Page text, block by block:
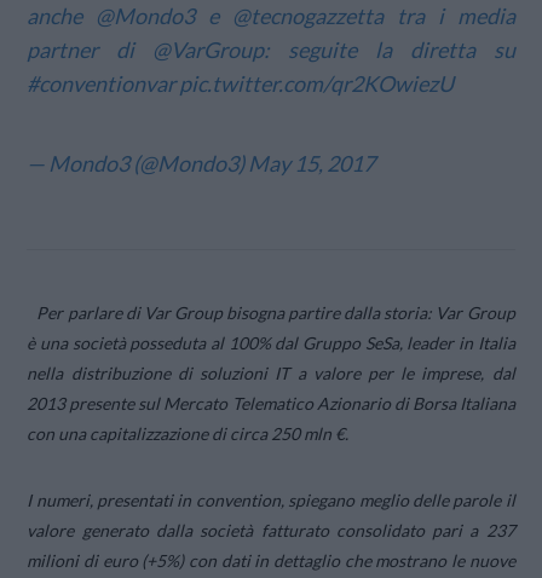
anche @Mondo3e @tecnogazzettatra i media
partner di @VarGroup: seguite la diretta su
#conventionvar pic.twitter.com/qr2KOwiezU
— Mondo3 (@Mondo3)May 15, 2017
Per parlare di Var Group bisogna partire dalla storia: Var Group
è una società posseduta al 100% dal Gruppo SeSa, leader in Italia
nella distribuzione di soluzioni IT a valore per le imprese, dal
2013 presente sul Mercato Telematico Azionario di Borsa Italiana
con una capitalizzazione di circa 250 mln €.
I numeri, presentati in convention, spiegano meglio delle parole il
valore generato dalla società fatturato consolidato pari a 237
milioni di euro (+5%) con dati in dettaglio che mostrano le nuove